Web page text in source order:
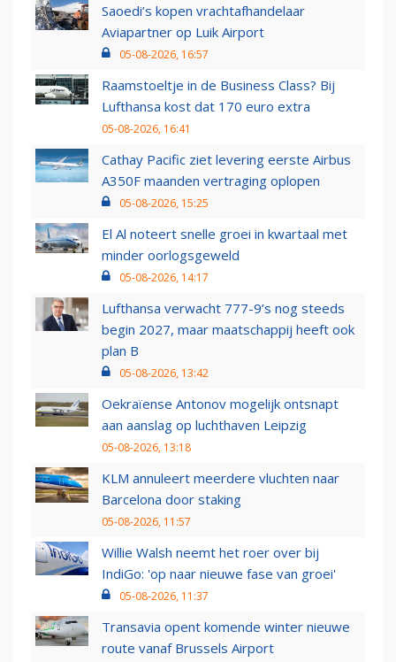
Saoedi’s kopen vrachtafhandelaar
Aviapartner op Luik Airport
05-08-2026, 16:57
Raamstoeltje in de Business Class? Bij
Lufthansa kost dat 170 euro extra
05-08-2026, 16:41
Cathay Pacific ziet levering eerste Airbus
A350F maanden vertraging oplopen
05-08-2026, 15:25
El Al noteert snelle groei in kwartaal met
minder oorlogsgeweld
05-08-2026, 14:17
Lufthansa verwacht 777-9’s nog steeds
begin 2027, maar maatschappij heeft ook
plan B
05-08-2026, 13:42
Oekraïense Antonov mogelijk ontsnapt
aan aanslag op luchthaven Leipzig
05-08-2026, 13:18
KLM annuleert meerdere vluchten naar
Barcelona door staking
05-08-2026, 11:57
Willie Walsh neemt het roer over bij
IndiGo: 'op naar nieuwe fase van groei'
05-08-2026, 11:37
Transavia opent komende winter nieuwe
route vanaf Brussels Airport